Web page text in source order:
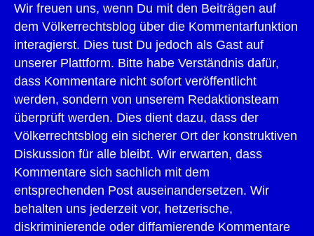
Wir freuen uns, wenn Du mit den Beiträgen auf
dem Völkerrechtsblog über die Kommentarfunktion
interagierst. Dies tust Du jedoch als Gast auf
unserer Plattform. Bitte habe Verständnis dafür,
dass Kommentare nicht sofort veröffentlicht
werden, sondern von unserem Redaktionsteam
überprüft werden. Dies dient dazu, dass der
Völkerrechtsblog ein sicherer Ort der konstruktiven
Diskussion für alle bleibt. Wir erwarten, dass
Kommentare sich sachlich mit dem
entsprechenden Post auseinandersetzen. Wir
behalten uns jederzeit vor, hetzerische,
diskriminierende oder diffamierende Kommentare